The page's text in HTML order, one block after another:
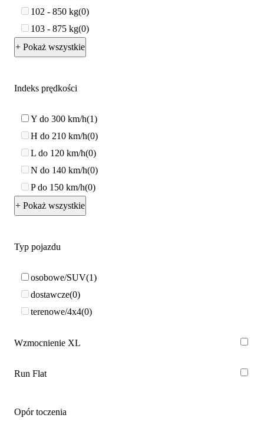
102 - 850 kg 0
103 - 875 kg 0
+ Pokaż wszystkie
Indeks prędkości
Y do 300 km/h 1
H do 210 km/h 0
L do 120 km/h 0
N do 140 km/h 0
P do 150 km/h 0
+ Pokaż wszystkie
Typ pojazdu
osobowe/SUV 1
dostawcze 0
terenowe/4x4 0
Wzmocnienie XL
Run Flat
Opór toczenia